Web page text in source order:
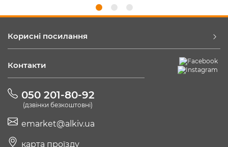
Корисні посилання
Контакти
050 201-80-92
(дзвінки безкоштовні)
emarket@alkiv.ua
карта проїзду